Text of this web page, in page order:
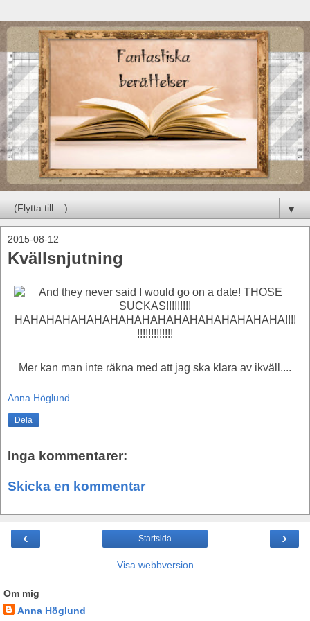
▼
2015-08-12
Kvällsnjutning
Mer kan man inte räkna med att jag ska klara av ikväll....
Anna Höglund
Dela
Inga kommentarer:
Skicka en kommentar
‹ ›
Startsida
Visa webbversion
Om mig
Anna Höglund